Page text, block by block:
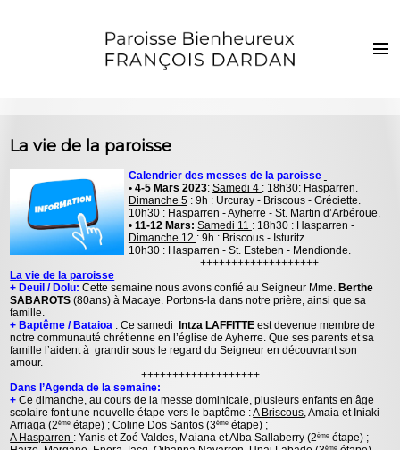
Vie de la paroisse
Les clochers
Sacrements et vie chrétienne
Enfants et jeunes
Photos
Contact
La vie de la paroisse
Calendrier des messes de la paroisse
• 4-5 Mars 2023: Samedi 4 : 18h30: Hasparren.
Dimanche 5: 9h : Urcuray - Briscous - Gréciette.
10h30 : Hasparren - Ayherre - St. Martin d’Arbéroue.
• 11-12 Mars: Samedi 11 : 18h30 : Hasparren -
Dimanche 12 : 9h : Briscous - Isturitz .
10h30 : Hasparren - St. Esteben - Mendionde.
+++++++++++++++++++
La vie de la paroisse
+ Deuil / Dolu: Cette semaine nous avons confié au Seigneur Mme.Berthe
SABAROTS(80ans) à Macaye. Portons-la dans notre prière, ainsi que sa
famille.
+ Baptême / Bataioa : Ce samediIntza LAFFITTE est devenue membre de
notre communauté chrétienne en l’église de Ayherre. Que ses parents et sa
famille l’aident à grandir sous le regard du Seigneur en découvrant son
amour.
+++++++++++++++++++
Dans l’Agenda de la semaine:
+Ce dimanche , au cours de la messe dominicale, plusieurs enfants en âge
scolaire font une nouvelle étape vers le baptême :A Briscous , Amaia et Iniaki
Arriaga (2ème étape) ; Coline Dos Santos (3ème étape) ;
A Hasparren : Yanis et Zoé Valdes, Maiana et Alba Sallaberry (2ème étape) ;
ème